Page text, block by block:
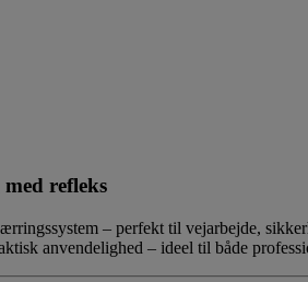
refleks
– perfekt til vejarbejde,
anvendelighed – ideel til både